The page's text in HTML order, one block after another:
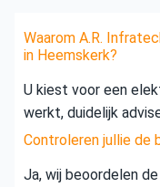
Waarom A.R.
in Heemskerk?
U kiest voor een
werkt, duidelijk
Controleren jullie de
Ja, wij beoordelen